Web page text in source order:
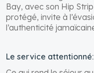
Bay, avec son Hip
protégé, invite à
l’authenticité
Le service